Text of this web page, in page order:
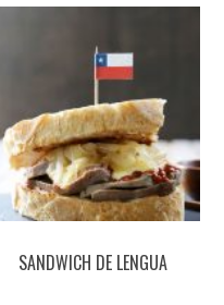
SANDWICH DE LENGUA